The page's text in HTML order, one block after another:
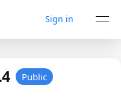
Sign in
Public